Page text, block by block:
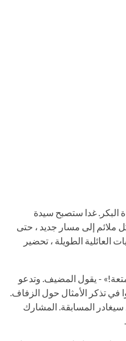
البكر. غدا ستصبح سيدة
ملائم إلى مسار جديد ، حتى
العائلية الطويلة ، تحضير
- يقول المضيف. وتدعو
في تذكر الأمثال حول الزفاف.
المسابقة. المشارك